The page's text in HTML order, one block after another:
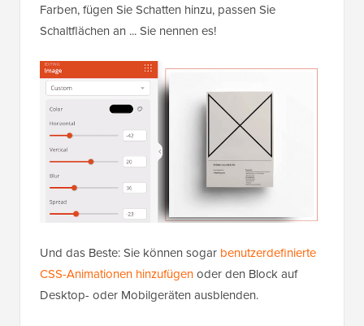
Farben, fügen Sie Schatten hinzu, passen Sie
Schaltflächen an ... Sie nennen es!
Und das Beste: Sie können sogar benutzerdefinierte
CSS-Animationen hinzufügenoder den Block auf
Desktop- oder Mobilgeräten ausblenden.